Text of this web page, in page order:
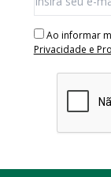
Ao informar
Privacidade e